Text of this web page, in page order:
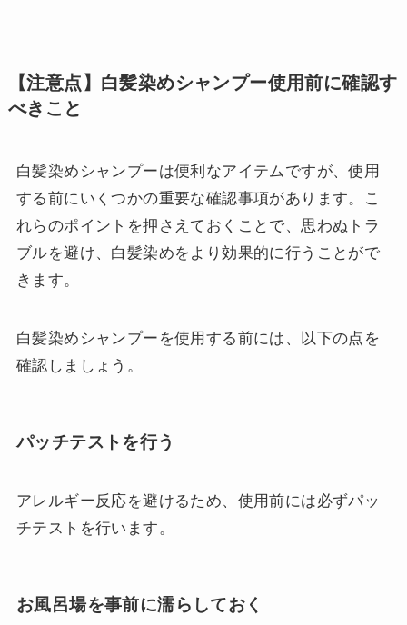
【注意点】白髪染めシャンプー使用前に確認す
べきこと
白髪染めシャンプーは便利なアイテムですが、使用
する前にいくつかの重要な確認事項があります。こ
れらのポイントを押さえておくことで、思わぬトラ
ブルを避け、白髪染めをより効果的に行うことがで
きます。
白髪染めシャンプーを使用する前には、以下の点を
確認しましょう。
パッチテストを行う
アレルギー反応を避けるため、使用前には必ずパッ
チテストを行います。
お風呂場を事前に濡らしておく